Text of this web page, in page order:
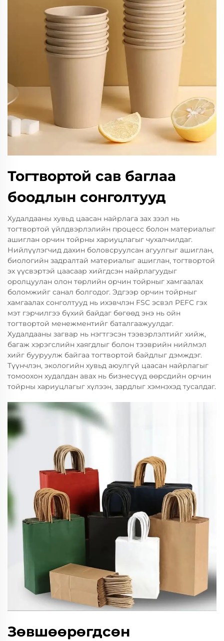
Тогтвортой сав баглаа
боодлын сонголтууд
Худалдааны хувьд цаасан найрлага зах зээл нь
тогтвортой үйлдвэрлэлийн процесс болон материалыг
ашиглан орчин тойрны хариуцлагыг чухалчилдаг.
Нийлүүлэгчид дахин боловсруулсан агуулгыг ашиглан,
биологийн задралтай материалыг ашиглан, тогтвортой
эх үүсвэртэй цаасаар хийгдсэн найрлагуудыг
оролцуулан олон төрлийн орчин тойрныг хамгаалах
боломжийг санал болгодог. Эдгээр орчин тойрныг
хамгаалах сонголтууд нь ихэвчлэн FSC эсвэл PEFC гэх
мэт гэрчилгээ бүхий байдаг бөгөөд энэ нь ойн
тогтвортой менежментийг баталгаажуулдаг.
Худалдааны загвар нь нэгтгэсэн тээвэрлэлтийг хийж,
багаж хэрэгслийн хаягдлыг болон тээврийн нийлмэл
хийг бууруулж байгаа тогтвортой байдлыг дэмждэг.
Түүнчлэн, экологийн хувьд аюулгүй цаасан найрлагыг
томоохон худалдан авах нь бизнесүүд өөрсдийн орчин
тойрны хариуцлагыг хүлээн, зардлыг хэмнэхэд тусалдаг.
Зөвшөөрөгдсөн